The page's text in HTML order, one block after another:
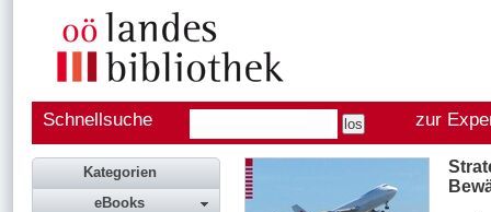
Schnellsuche zur
Kategorien
eBooks